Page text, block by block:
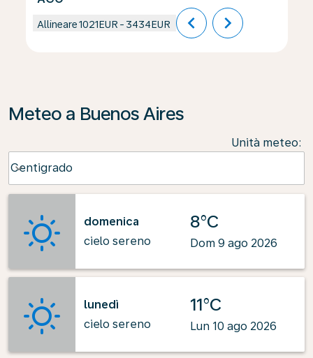
Allineare1021EUR - 3434EUR chevron_left chevron_right
Meteo a Buenos Aires
Unità meteo:
Centigrado
keyboard_arrow_down
domenica
cielo sereno
8°C
Dom 9 ago 2026
lunedì
cielo sereno
11°C
Lun 10 ago 2026